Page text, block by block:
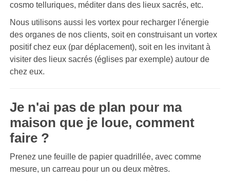
cosmo telluriques, méditer dans des lieux sacrés, etc.
Nous utilisons aussi les vortex pour recharger l'énergie
des organes de nos clients, soit en construisant un vortex
positif chez eux (par déplacement), soit en les invitant à
visiter des lieux sacrés (églises par exemple) autour de
chez eux.
Je n'ai pas de plan pour ma
maison que je loue, comment
faire ?
Prenez une feuille de papier quadrillée, avec comme
mesure, un carreau pour un ou deux mètres.